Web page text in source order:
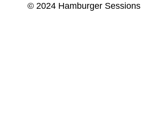
© 2024 Hamburger Sessions